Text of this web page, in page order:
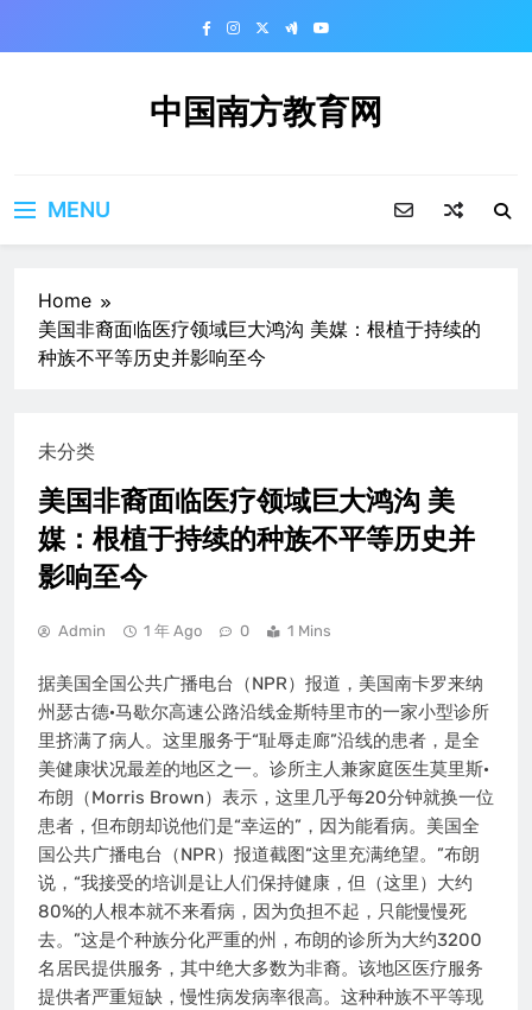
中国南方教育网
MENU
Home
美国非裔面临医疗领域巨大鸿沟 美媒：根植于持续的
种族不平等历史并影响至今
未分类
美国非裔面临医疗领域巨大鸿沟 美
媒：根植于持续的种族不平等历史并
影响至今
Admin 1 年 Ago 0 1 Mins
据美国全国公共广播电台（NPR）报道，美国南卡罗来纳
州瑟古德·马歇尔高速公路沿线金斯特里市的一家小型诊所
里挤满了病人。这里服务于“耻辱走廊”沿线的患者，是全
美健康状况最差的地区之一。诊所主人兼家庭医生莫里斯·
布朗（Morris Brown）表示，这里几乎每20分钟就换一位
患者，但布朗却说他们是“幸运的”，因为能看病。美国全
国公共广播电台（NPR）报道截图“这里充满绝望。”布朗
说，“我接受的培训是让人们保持健康，但（这里）大约
80%的人根本就不来看病，因为负担不起，只能慢慢死
去。”这是个种族分化严重的州，布朗的诊所为大约3200
名居民提供服务，其中绝大多数为非裔。该地区医疗服务
提供者严重短缺，慢性病发病率很高。这种种族不平等现